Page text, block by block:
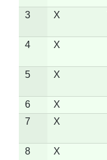
3 X
4 X
5 X
6 X
7
X
8 X